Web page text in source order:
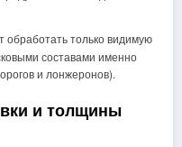
обработать только видимую
составами именно
и лонжеронов).
и толщины